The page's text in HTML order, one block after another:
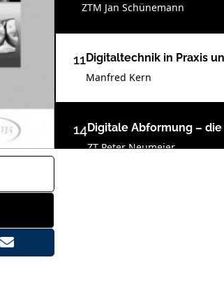
ZTM Jan Schünemann
11Digitaltechnik in Praxis
Manfred Kern
14Digitale Abformung –
ZT Peter Neumeier